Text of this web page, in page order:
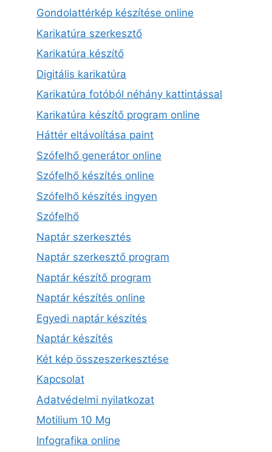
Gondolattérkép készítése online
Karikatúra szerkesztő
Karikatúra készítő
Digitális karikatúra
Karikatúra fotóból néhány kattintással
Karikatúra készítő program online
Háttér eltávolítása paint
Szófelhő generátor online
Szófelhő készítés online
Szófelhő készítés ingyen
Szófelhő
Naptár szerkesztés
Naptár szerkesztő program
Naptár készítő program
Naptár készítés online
Egyedi naptár készítés
Naptár készítés
Két kép összeszerkesztése
Kapcsolat
Adatvédelmi nyilatkozat
Motilium 10 Mg
Infografika online